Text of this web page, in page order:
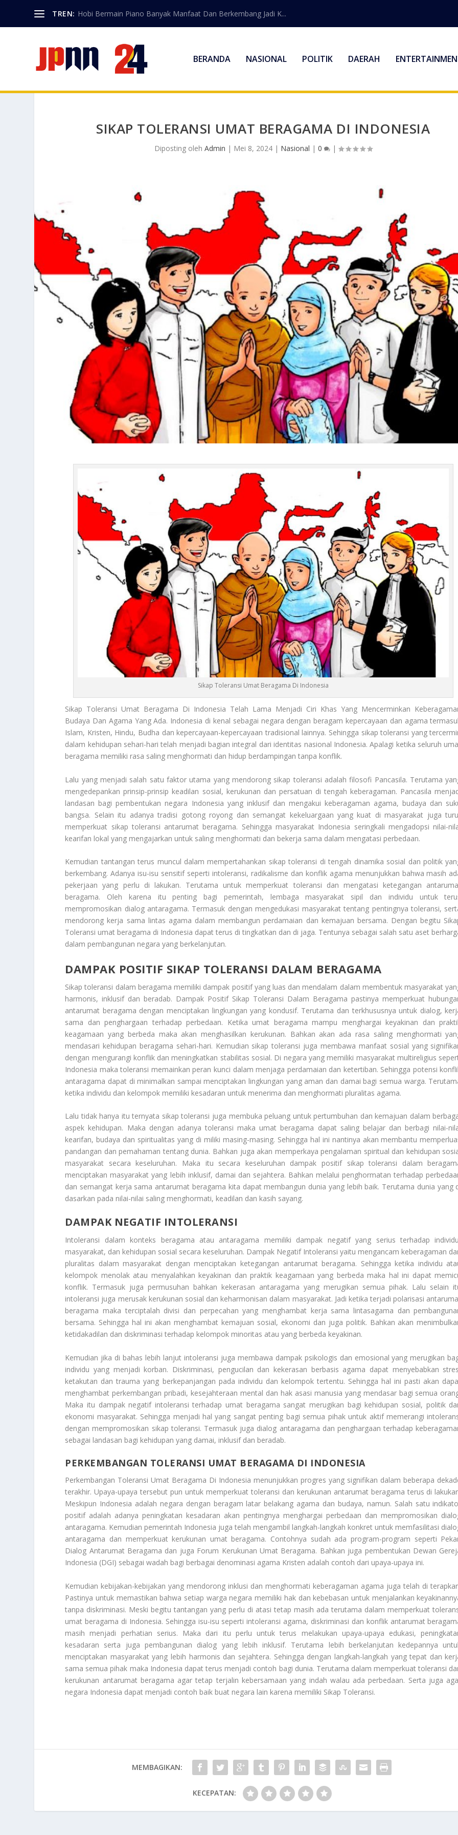
TREN: Hobi Bermain Piano Banyak Manfaat Dan Berkembang Jadi K...
BERANDA NASIONAL POLITIK DAERAH
SIKAP TOLERANSI UMAT BERAGAMA DI INDONESIA
Diposting oleh Admin | Mei 8, 2024| Nasional | 0 |
Sikap Toleransi Umat Beragama Di Indonesia
Sikap Toleransi Umat Beragama Di Indonesia Telah Lama Menjadi Ciri Khas Yang Mencerminkan
Budaya Dan Agama Yang Ada. Indonesia di kenal sebagai negara dengan beragam kepercayaan dan agama
Islam, Kristen, Hindu, Budha dan kepercayaan-kepercayaan tradisional lainnya. Sehingga sikap toleransi yang
dalam kehidupan sehari-hari telah menjadi bagian integral dari identitas nasional Indonesia. Apalagi ketika seluruh
beragama memiliki rasa saling menghormati dan hidup berdampingan tanpa konflik.
Lalu yang menjadi salah satu faktor utama yang mendorong sikap toleransi adalah filosofi Pancasila. Terutama
mengedepankan prinsip-prinsip keadilan sosial, kerukunan dan persatuan di tengah keberagaman. Pancasila
landasan bagi pembentukan negara Indonesia yang inklusif dan mengakui keberagaman agama, budaya dan
bangsa. Selain itu adanya tradisi gotong royong dan semangat kekeluargaan yang kuat di masyarakat juga
memperkuat sikap toleransi antarumat beragama. Sehingga masyarakat Indonesia seringkali mengadopsi nilai-
kearifan lokal yang mengajarkan untuk saling menghormati dan bekerja sama dalam mengatasi perbedaan.
Kemudian tantangan terus muncul dalam mempertahankan sikap toleransi di tengah dinamika sosial dan politik
berkembang. Adanya isu-isu sensitif seperti intoleransi, radikalisme dan konflik agama menunjukkan bahwa masih
pekerjaan yang perlu di lakukan. Terutama untuk memperkuat toleransi dan mengatasi ketegangan
beragama. Oleh karena itu penting bagi pemerintah, lembaga masyarakat sipil dan individu untuk
mempromosikan dialog antaragama. Termasuk dengan mengedukasi masyarakat tentang pentingnya toleransi,
mendorong kerja sama lintas agama dalam membangun perdamaian dan kemajuan bersama. Dengan begitu
Toleransi umat beragama di Indonesia dapat terus di tingkatkan dan di jaga. Tentunya sebagai salah satu aset
dalam pembangunan negara yang berkelanjutan.
DAMPAK POSITIF SIKAP TOLERANSI DALAM BERAGAMA
Sikap toleransi dalam beragama memiliki dampak positif yang luas dan mendalam dalam membentuk masyarakat
harmonis, inklusif dan beradab. Dampak Positif Sikap Toleransi Dalam Beragama pastinya memperkuat
antarumat beragama dengan menciptakan lingkungan yang kondusif. Terutama dan terkhususnya untuk dialog,
sama dan penghargaan terhadap perbedaan. Ketika umat beragama mampu menghargai keyakinan dan
keagamaan yang berbeda maka akan menghasilkan kerukunan. Bahkan akan ada rasa saling menghormati
mendasari kehidupan beragama sehari-hari. Kemudian sikap toleransi juga membawa manfaat sosial yang
dengan mengurangi konflik dan meningkatkan stabilitas sosial. Di negara yang memiliki masyarakat multireligius
Indonesia maka toleransi memainkan peran kunci dalam menjaga perdamaian dan ketertiban. Sehingga potensi
antaragama dapat di minimalkan sampai menciptakan lingkungan yang aman dan damai bagi semua warga.
ketika individu dan kelompok memiliki kesadaran untuk menerima dan menghormati pluralitas agama.
Lalu tidak hanya itu ternyata sikap toleransi juga membuka peluang untuk pertumbuhan dan kemajuan dalam
aspek kehidupan. Maka dengan adanya toleransi maka umat beragama dapat saling belajar dan berbagi nilai-
kearifan, budaya dan spiritualitas yang di miliki masing-masing. Sehingga hal ini nantinya akan membantu
pandangan dan pemahaman tentang dunia. Bahkan juga akan memperkaya pengalaman spiritual dan kehidupan
masyarakat secara keseluruhan. Maka itu secara keseluruhan dampak positif sikap toleransi dalam
menciptakan masyarakat yang lebih inklusif, damai dan sejahtera. Bahkan melalui penghormatan terhadap
dan semangat kerja sama antarumat beragama kita dapat membangun dunia yang lebih baik. Terutama dunia yang
dasarkan pada nilai-nilai saling menghormati, keadilan dan kasih sayang.
DAMPAK NEGATIF INTOLERANSI
Intoleransi dalam konteks beragama atau antaragama memiliki dampak negatif yang serius terhadap
masyarakat, dan kehidupan sosial secara keseluruhan. Dampak Negatif Intoleransi yaitu mengancam keberagaman
pluralitas dalam masyarakat dengan menciptakan ketegangan antarumat beragama. Sehingga ketika individu
kelompok menolak atau menyalahkan keyakinan dan praktik keagamaan yang berbeda maka hal ini dapat
konflik. Termasuk juga permusuhan bahkan kekerasan antaragama yang merugikan semua pihak. Lalu selain
intoleransi juga merusak kerukunan sosial dan keharmonisan dalam masyarakat. Jadi ketika terjadi polarisasi
beragama maka terciptalah divisi dan perpecahan yang menghambat kerja sama lintasagama dan
bersama. Sehingga hal ini akan menghambat kemajuan sosial, ekonomi dan juga politik. Bahkan akan
ketidakadilan dan diskriminasi terhadap kelompok minoritas atau yang berbeda keyakinan.
Kemudian jika di bahas lebih lanjut intoleransi juga membawa dampak psikologis dan emosional yang merugikan
individu yang menjadi korban. Diskriminasi, pengucilan dan kekerasan berbasis agama dapat menyebabkan
ketakutan dan trauma yang berkepanjangan pada individu dan kelompok tertentu. Sehingga hal ini pasti akan
menghambat perkembangan pribadi, kesejahteraan mental dan hak asasi manusia yang mendasar bagi semua
Maka itu dampak negatif intoleransi terhadap umat beragama sangat merugikan bagi kehidupan sosial, politik
ekonomi masyarakat. Sehingga menjadi hal yang sangat penting bagi semua pihak untuk aktif memerangi
dengan mempromosikan sikap toleransi. Termasuk juga dialog antaragama dan penghargaan terhadap
sebagai landasan bagi kehidupan yang damai, inklusif dan beradab.
PERKEMBANGAN TOLERANSI UMAT BERAGAMA DI INDONESIA
Perkembangan Toleransi Umat Beragama Di Indonesia menunjukkan progres yang signifikan dalam beberapa
terakhir. Upaya-upaya tersebut pun untuk memperkuat toleransi dan kerukunan antarumat beragama terus di
Meskipun Indonesia adalah negara dengan beragam latar belakang agama dan budaya, namun. Salah satu
positif adalah adanya peningkatan kesadaran akan pentingnya menghargai perbedaan dan mempromosikan
antaragama. Kemudian pemerintah Indonesia juga telah mengambil langkah-langkah konkret untuk memfasilitasi
antaragama dan memperkuat kerukunan umat beragama. Contohnya sudah ada program-program seperti
Dialog Antarumat Beragama dan juga Forum Kerukunan Umat Beragama. Bahkan juga pembentukan Dewan
Indonesia (DGI) sebagai wadah bagi berbagai denominasi agama Kristen adalah contoh dari upaya-upaya ini.
Kemudian kebijakan-kebijakan yang mendorong inklusi dan menghormati keberagaman agama juga telah di
Pastinya untuk memastikan bahwa setiap warga negara memiliki hak dan kebebasan untuk menjalankan
tanpa diskriminasi. Meski begitu tantangan yang perlu di atasi tetap masih ada terutama dalam memperkuat
umat beragama di Indonesia. Sehingga isu-isu seperti intoleransi agama, diskriminasi dan konflik antarumat
masih menjadi perhatian serius. Maka dari itu perlu untuk terus melakukan upaya-upaya edukasi,
kesadaran serta juga pembangunan dialog yang lebih inklusif. Terutama lebih berkelanjutan kedepannya
menciptakan masyarakat yang lebih harmonis dan sejahtera. Sehingga dengan langkah-langkah yang tepat dan
sama semua pihak maka Indonesia dapat terus menjadi contoh bagi dunia. Terutama dalam memperkuat toleransi
kerukunan antarumat beragama agar tetap terjalin kebersamaan yang indah walau ada perbedaan. Serta juga
negara Indonesia dapat menjadi contoh baik buat negara lain karena memiliki Sikap Toleransi.
MEMBAGIKAN:
KECEPATAN: